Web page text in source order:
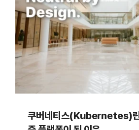
쿠버네티스(Kubernetes)